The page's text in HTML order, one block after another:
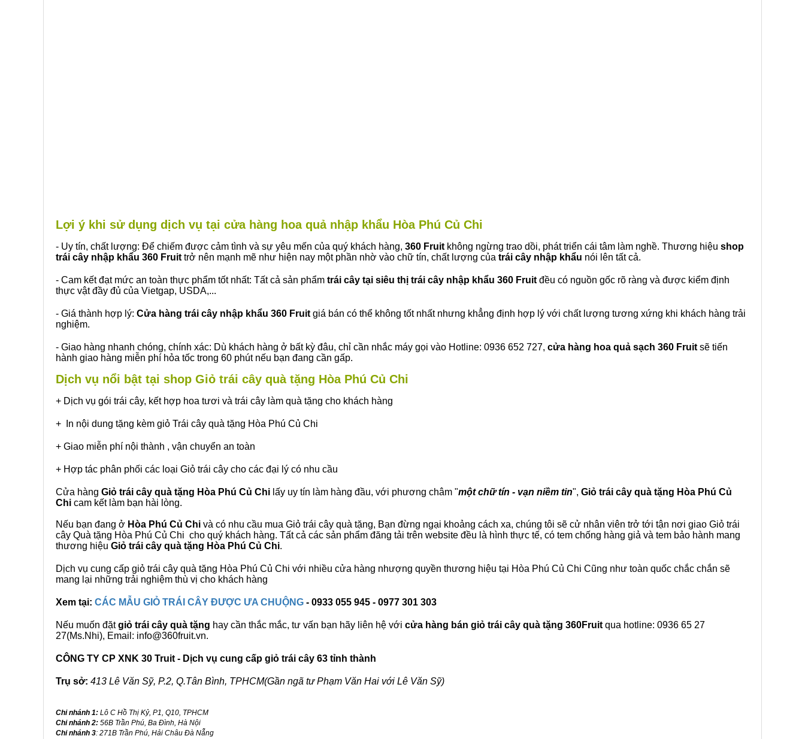
Lợi ý khi sử dụng dịch vụ tại cửa hàng hoa quả nhập khẩu Hòa Phú Củ Chi
- Uy tín, chất lượng: Để chiếm được cảm tình và sự yêu mến của quý khách hàng, 360 Fruit không ngừng trao dồi, phát triển cái tâm làm nghề. Thương hiệu shop
trái cây nhập khẩu 360 Fruit trở nên mạnh mẽ như hiện nay một phần nhờ vào chữ tín, chất lượng của trái cây nhập khẩu nói lên tất cả.
- Cam kết đạt mức an toàn thực phẩm tốt nhất: Tất cả sản phẩm trái cây tại siêu thị trái cây nhập khẩu 360 Fruit đều có nguồn gốc rõ ràng và được kiểm định
thực vật đầy đủ của Vietgap, USDA,...
- Giá thành hợp lý: Cửa hàng trái cây nhập khẩu 360 Fruit giá bán có thể không tốt nhất nhưng khẳng định hợp lý với chất lượng tương xứng khi khách hàng trải
nghiệm.
- Giao hàng nhanh chóng, chính xác: Dù khách hàng ở bất kỳ đâu, chỉ cần nhắc máy gọi vào Hotline: 0936 652 727, cửa hàng hoa quả sạch 360 Fruit sẽ tiến
hành giao hàng miễn phí hỏa tốc trong 60 phút nếu bạn đang cần gấp.
Dịch vụ nổi bật tại shop Giỏ trái cây quà tặng Hòa Phú Củ Chi
+ Dịch vụ gói trái cây, kết hợp hoa tươi và trái cây làm quà tặng cho khách hàng
+ In nội dung tặng kèm giỏ Trái cây quà tặng Hòa Phú Củ Chi
+ Giao miễn phí nội thành , vận chuyển an toàn
+ Hợp tác phân phối các loại Giỏ trái cây cho các đại lý có nhu cầu
Cửa hàng Giỏ trái cây quà tặng Hòa Phú Củ Chi lấy uy tín làm hàng đầu, với phương châm "một chữ tín - vạn niềm tin", Giỏ trái cây quà tặng Hòa Phú Củ
Chi cam kết làm bạn hài lòng.
Nếu bạn đang ở Hòa Phú Củ Chi và có nhu cầu mua Giỏ trái cây quà tặng, Bạn đừng ngại khoảng cách xa, chúng tôi sẽ cử nhân viên trở tới tận nơi giao Giỏ trái
cây Quà tặng Hòa Phú Củ Chi cho quý khách hàng. Tất cả các sản phẩm đăng tải trên website đều là hình thực tế, có tem chống hàng giả và tem bảo hành mang
thương hiệu Giỏ trái cây quà tặng Hòa Phú Củ Chi.
Dịch vụ cung cấp giỏ trái cây quà tặng Hòa Phú Củ Chi với nhiều cửa hàng nhượng quyền thương hiệu tại Hòa Phú Củ Chi Cũng như toàn quốc chắc chắn sẽ
mang lại những trải nghiệm thù vị cho khách hàng
Xem tại: CÁC MẪU GIỎ TRÁI CÂY ĐƯỢC ƯA CHUỘNG - 0933 055 945 - 0977 301 303
Nếu muốn đặtgiỏ trái cây quà tặng hay cần thắc mắc, tư vấn bạn hãy liên hệ với cửa hàng bán giỏ trái cây quà tặng 360Fruit qua hotline: 0936 65 27
27(Ms.Nhi), Email: info@360fruit.vn.
CÔNG TY CP XNK 30 Truit - Dịch vụ cung cấp giỏ trái cây 63 tỉnh thành
Trụ sở: 413 Lê Văn Sỹ, P.2, Q.Tân Bình, TPHCM(Gần ngã tư Phạm Văn Hai với Lê Văn Sỹ)
Chi nhánh 1: Lô C Hồ Thị Kỷ, P1, Q10, TPHCM
Chi nhánh 2: 56B Trần Phú, Ba Đình, Hà Nội
Chi nhánh 3: 271B Trần Phú, Hải Châu Đà Nẵng